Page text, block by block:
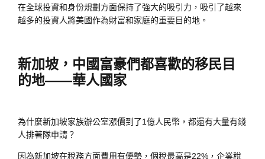
在全球投資和身份規劃方面保持了強大的吸引力，吸引了越來
越多的投資人將美國作為財富和家庭的重要目的地。
新加坡，中國富豪們都喜歡的移民目
的地——華人國家
為什麼新加坡家族辦公室漲價到了1億人民幣，都還有大量有錢
人排著隊申請？
因為新加坡在稅務方面費用有優勢，個稅最高是22%，企業稅